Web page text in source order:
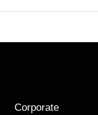
Corporate